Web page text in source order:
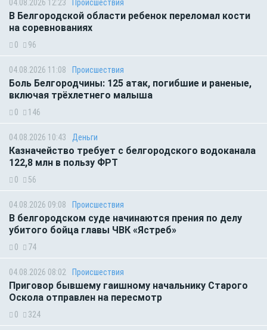
04.08.2026 12:23 Происшествия
В Белгородской области ребенок переломал кости
на соревнованиях
0 96
04.08.2026 11:08 Происшествия
Боль Белгородчины: 125 атак, погибшие и раненые,
включая трёхлетнего малыша
0 146
04.08.2026 10:43 Деньги
Казначейство требует с белгородского водоканала
122,8 млн в пользу ФРТ
0 56
04.08.2026 09:08 Происшествия
В белгородском суде начинаются прения по делу
убитого бойца главы ЧВК «Ястреб»
0 74
04.08.2026 08:02 Происшествия
Приговор бывшему гаишному начальнику Старого
Оскола отправлен на пересмотр
0 324